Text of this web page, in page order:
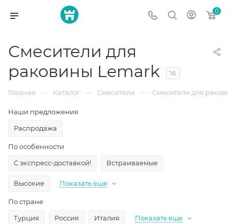
0
Смесители для
раковины Lemark
16
Главная — Каталог — Смесители — Смесители для
Наши предложения
Распродажа
По особенности
С экспресс-доставкой!
Встраиваемые
Высокие Показать еще
По стране
Турция
Россия Италия Показать еще